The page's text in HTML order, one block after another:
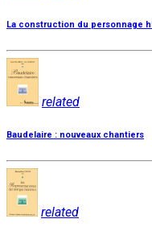
La construction du personnage
related
Baudelaire : nouveaux chantiers
related